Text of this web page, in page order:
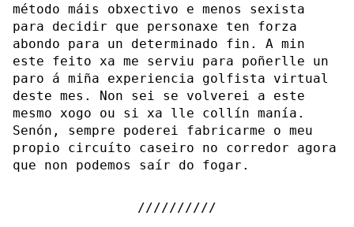
método máis obxectivo e menos sexista
para decidir que personaxe ten forza
abondo para un determinado fin. A min
este feito xa me serviu para poñerlle un
paro á miña experiencia golfista virtual
deste mes. Non sei se volverei a este
mesmo xogo ou si xa lle collín manía.
Senón, sempre poderei fabricarme o meu
propio circuíto caseiro no corredor agora
que non podemos saír do fogar.